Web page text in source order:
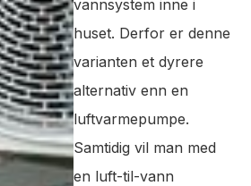
vannsystem inne i
huset. Derfor er denne
varianten et dyrere
alternativ enn en
luftvarmepumpe.
Samtidig vil man med
en luft-til-vann